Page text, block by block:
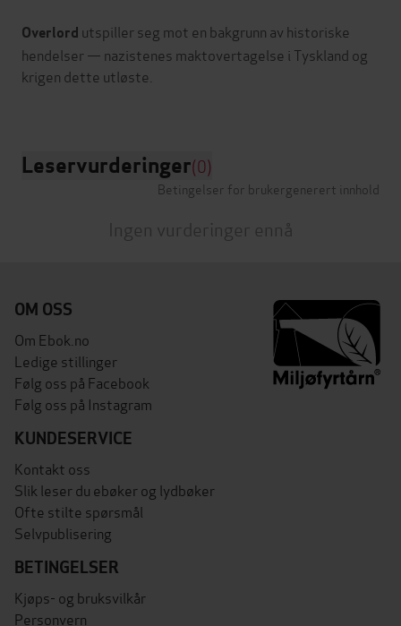
Overlord utspiller seg mot en bakgrunn av historiske
hendelser — nazistenes maktovertagelse i Tyskland og
krigen dette utløste.
Leservurderinger(0)
Betingelser for brukergenerert innhold
Ingen vurderinger ennå
OM OSS
Om Ebok.no
Ledige stillinger
Følg oss på Facebook
Følg oss på Instagram
KUNDESERVICE
Kontakt oss
Slik leser du ebøker og lydbøker
Ofte stilte spørsmål
Selvpublisering
BETINGELSER
Kjøps- og bruksvilkår
Personvern